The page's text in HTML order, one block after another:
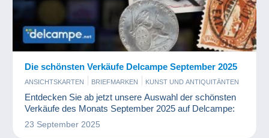
Die schönsten Verkäufe Delcampe September 2025
ANSICHTSKARTEN BRIEFMARKEN
KUNST UND ANTIQUITÄNTEN
MÜNZEN UND BANKNOTEN
PHOTOGRAPHICA
Entdecken Sie ab jetzt unsere Auswahl der schönsten
Verkäufe des Monats September 2025 auf Delcampe:
23 September 2025